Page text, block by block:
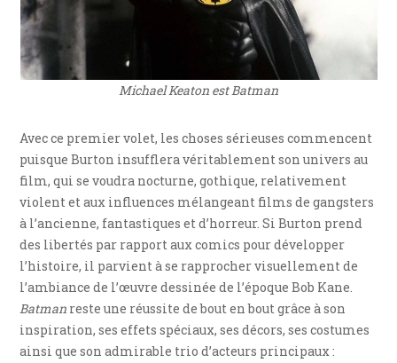
Michael Keaton est Batman
Avec ce premier volet, les choses sérieuses commencent
puisque Burton insufflera véritablement son univers au
film, qui se voudra nocturne, gothique, relativement
violent et aux influences mélangeant films de gangsters
à l’ancienne, fantastiques et d’horreur. Si Burton prend
des libertés par rapport aux comics pour développer
l’histoire, il parvient à se rapprocher visuellement de
l’ambiance de l’œuvre dessinée de l’époque Bob Kane.
Batman reste une réussite de bout en bout grâce à son
inspiration, ses effets spéciaux, ses décors, ses costumes
ainsi que son admirable trio d’acteurs principaux :